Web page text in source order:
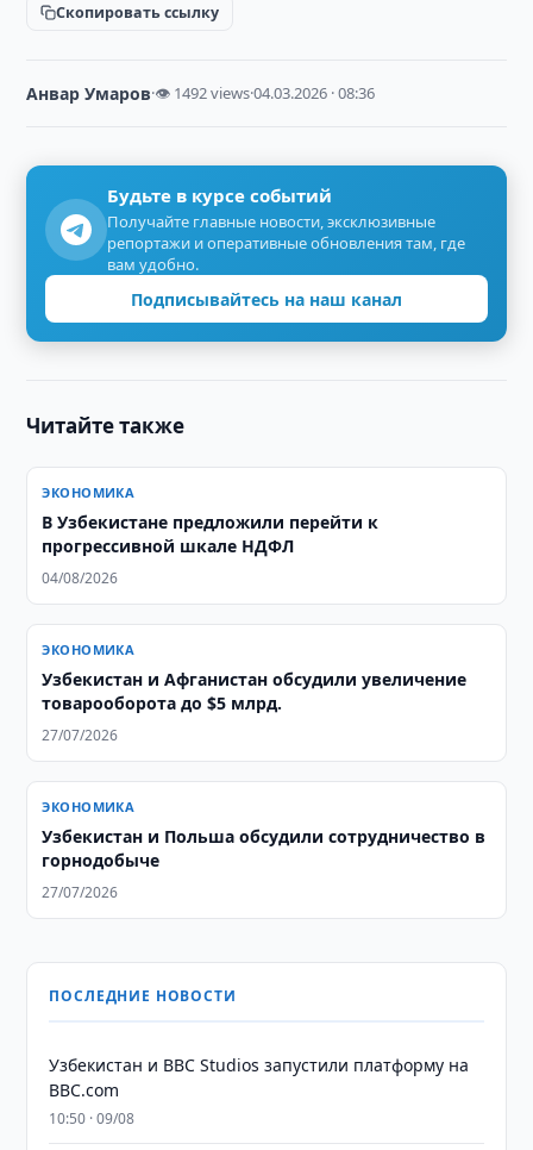
Скопировать ссылку
Анвар Умаров·👁 1492 views·04.03.2026 · 08:36
Будьте в курсе событий
Получайте главные новости, эксклюзивные
репортажи и оперативные обновления там, где
вам удобно.
Подписывайтесь на наш канал
Читайте также
ЭКОНОМИКА
В Узбекистане предложили перейти к
прогрессивной шкале НДФЛ
04/08/2026
ЭКОНОМИКА
Узбекистан и Афганистан обсудили увеличение
товарооборота до $5 млрд.
27/07/2026
ЭКОНОМИКА
Узбекистан и Польша обсудили сотрудничество в
горнодобыче
27/07/2026
ПОСЛЕДНИЕ НОВОСТИ
Узбекистан и BBC Studios запустили платформу на
BBC.com
10:50 · 09/08